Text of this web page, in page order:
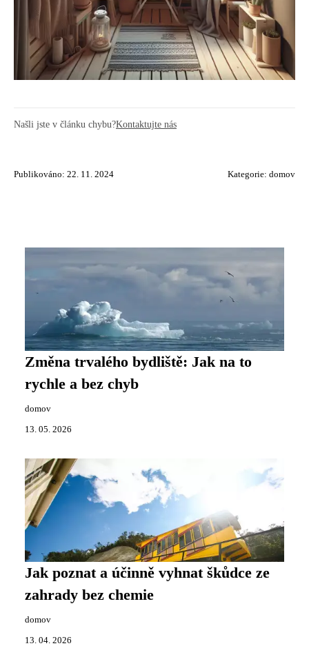
Našli jste v článku chybu?Kontaktujte nás
Publikováno: 22. 11. 2024 Kategorie: domov
Změna trvalého bydliště: Jak na to
rychle a bez chyb
domov
13. 05. 2026
Jak poznat a účinně vyhnat škůdce ze
zahrady bez chemie
domov
13. 04. 2026